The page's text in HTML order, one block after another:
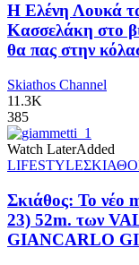
Η Ελένη Λουκά
Κασσελάκη στο
θα πας στην
Skiathos Channel
11.3K
385
Watch LaterAdded
LIFESTYLE
Σκιάθος: Το νέο
23) 52m. των
GIANCARLO